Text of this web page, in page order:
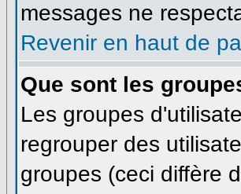
messages ne
Revenir en haut de
Que sont les
Les groupes
regrouper des
groupes (ceci diffère